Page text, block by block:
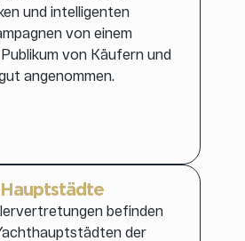
und intelligenten
von einem
von Käufern und
angenommen.
befinden
der